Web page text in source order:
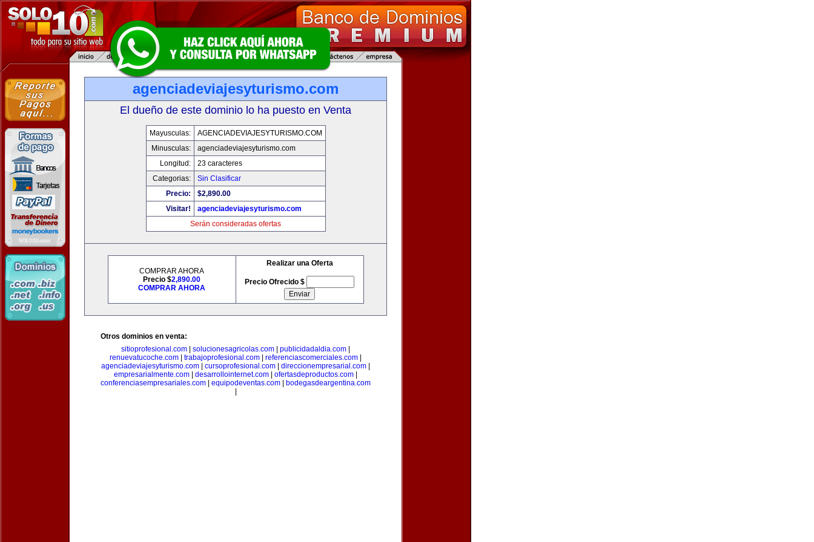
agenciadeviajesyturismo.com
El dueño de este dominio lo ha puesto en Venta
Mayusculas:
AGENCIADEVIAJESYTURISMO.COM
Minusculas:
agenciadeviajesyturismo.com
Longitud:
23 caracteres
Categorias:
Sin Clasificar
Precio:
$2,890.00
Visitar!
agenciadeviajesyturismo.com
Serán consideradas ofertas
COMPRAR AHORA
Precio $2,890.00
COMPRAR AHORA
Realizar una Oferta
Precio Ofrecido $
Otros dominios en venta:
sitioprofesional.com
solucionesagricolas.com publicidadaldia.com
renuevatucoche.com
trabajoprofesional.com referenciascomerciales.com
agenciadeviajesyturismo.com
cursoprofesional.com direccionempresarial.com
empresarialmente.com
desarrollointernet.com ofertasdeproductos.com
conferenciasempresariales.com
equipodeventas.com
bodegasdeargentina.com